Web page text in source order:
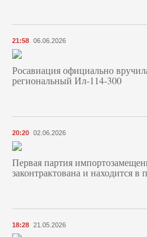
21:58 06.06.2026
Росавиация официально
региональный Ил-114-300
20:20 02.06.2026
Первая партия
законтрактована и находится в
18:28 21.05.2026